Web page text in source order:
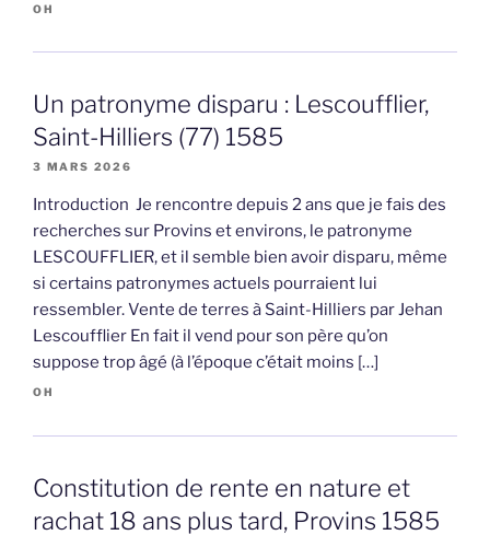
OH
Un patronyme disparu : Lescoufflier,
Saint-Hilliers (77) 1585
3 MARS 2026
Introduction Je rencontre depuis 2 ans que je fais des
recherches sur Provins et environs, le patronyme
LESCOUFFLIER, et il semble bien avoir disparu, même
si certains patronymes actuels pourraient lui
ressembler. Vente de terres à Saint-Hilliers par Jehan
Lescoufflier En fait il vend pour son père qu’on
suppose trop âgé (à l’époque c’était moins […]
OH
Constitution de rente en nature et
rachat 18 ans plus tard, Provins 1585